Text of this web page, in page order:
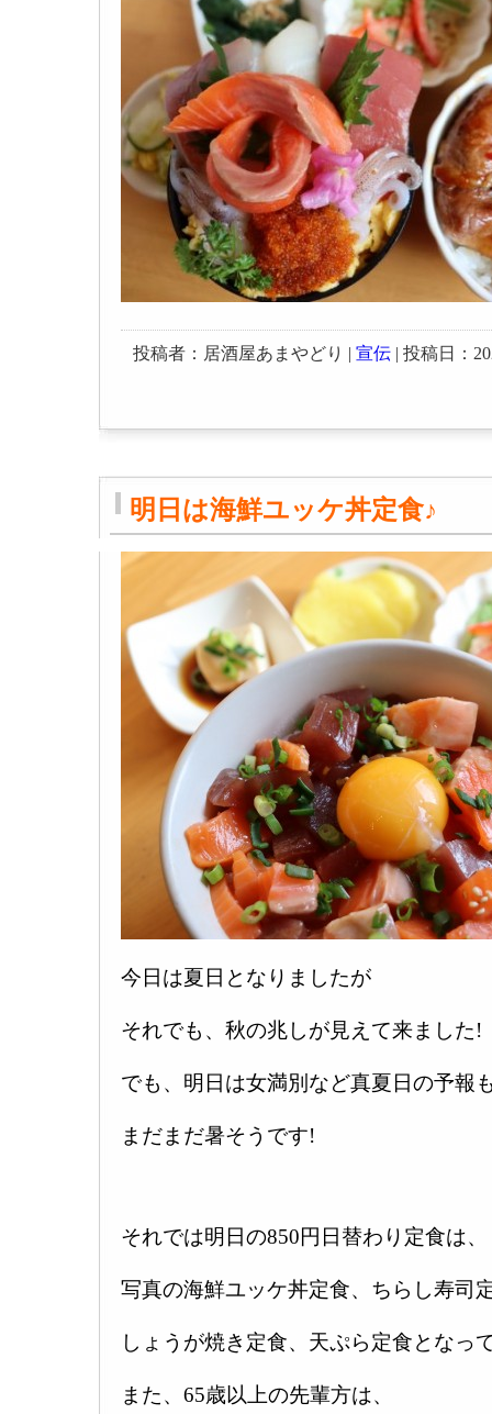
投稿者：居酒屋あまやどり | 宣伝 | 投稿日：
明日は海鮮ユッケ丼定食♪
今日は夏日となりましたが
それでも、秋の兆しが見えて来ました!
でも、明日は女満別など真夏日の予報
まだまだ暑そうです!
それでは明日の850円日替わり定食は、
写真の海鮮ユッケ丼定食、ちらし寿司
しょうが焼き定食、天ぷら定食となっ
また、65歳以上の先輩方は、